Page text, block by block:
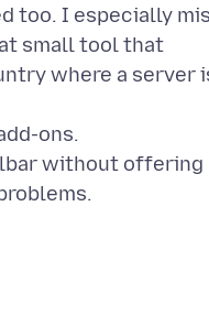
too. I especially
small tool that
where a server
ons.
without offering